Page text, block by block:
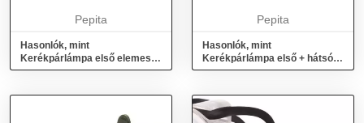
Pepita
Hasonlók, mint
Kerékpárlámpa első elemes
9LED 55102201
Pepita
Hasonlók, mint
Kerékpárlámpa első + hátsó
elemes KRIPTON 55322110